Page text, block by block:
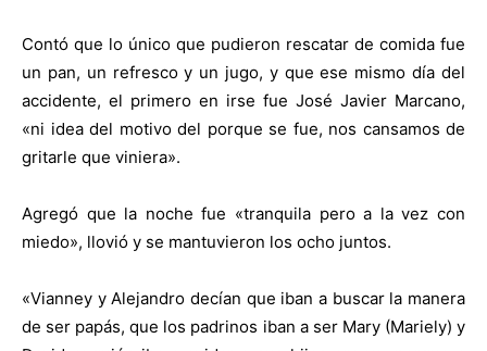
Contó que lo único que pudieron rescatar de comida fue
un pan, un refresco y un jugo, y que ese mismo día del
accidente, el primero en irse fue José Javier Marcano,
«ni idea del motivo del porque se fue, nos cansamos de
gritarle que viniera».
Agregó que la noche fue «tranquila pero a la vez con
miedo», llovió y se mantuvieron los ocho juntos.
«Vianney y Alejandro decían que iban a buscar la manera
de ser papás, que los padrinos iban a ser Mary (Mariely) y